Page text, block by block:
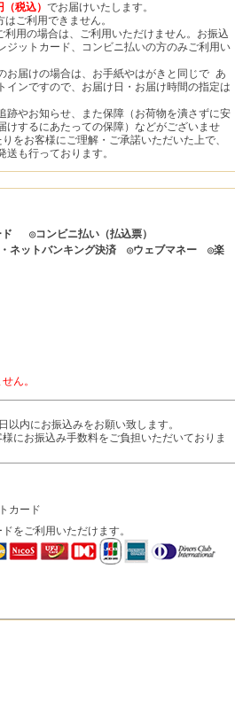
税込） でお届けいたします。
ご利用できません。
用の場合は、ご利用いただけません。お振込
ジットカード、コンビニ払いの方のみご利用い
お届けの場合は、お手紙やはがきと同じで あ
インですので、お届け日・お届け時間の指定は
跡やお知らせ、また保障（お荷物を潰さずに安
けするにあたっての保障）などがございませ
をお客様にご理解・ご承諾いただいた上で、
送も行っております。
ド ◎コンビニ払い（払込票）
ネットバンキング決済 ◎ウェブマネー ◎楽
ん。
以内にお振込みをお願い致します。
様にお振込み手数料をご負担いただいておりま
カード
をご利用いただけます。